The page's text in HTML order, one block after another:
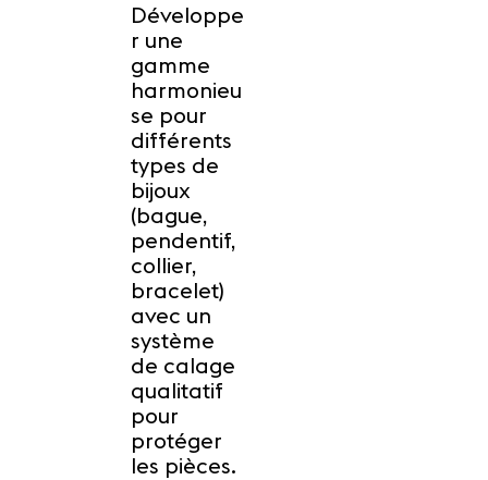
Développe
r une
gamme
harmonieu
se pour
différents
types de
bijoux
(bague,
pendentif,
collier,
bracelet)
avec un
système
de calage
qualitatif
pour
protéger
les pièces.